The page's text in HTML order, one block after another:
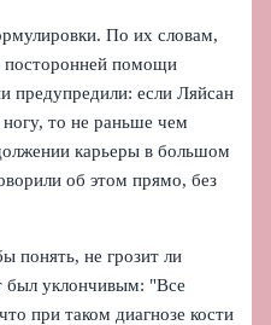
По их словам,
посторонней помощи
предупредили: если Ляйсан
то не раньше чем
карьеры в большом
об этом прямо, без
понять, не грозит ли
был уклончивым: "Все
при таком диагнозе кости